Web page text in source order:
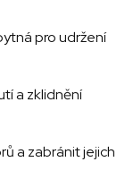
pro udržení
a zklidnění
a zabránit jejich